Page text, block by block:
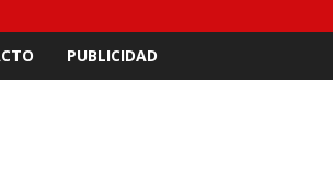
PUBLICIDAD